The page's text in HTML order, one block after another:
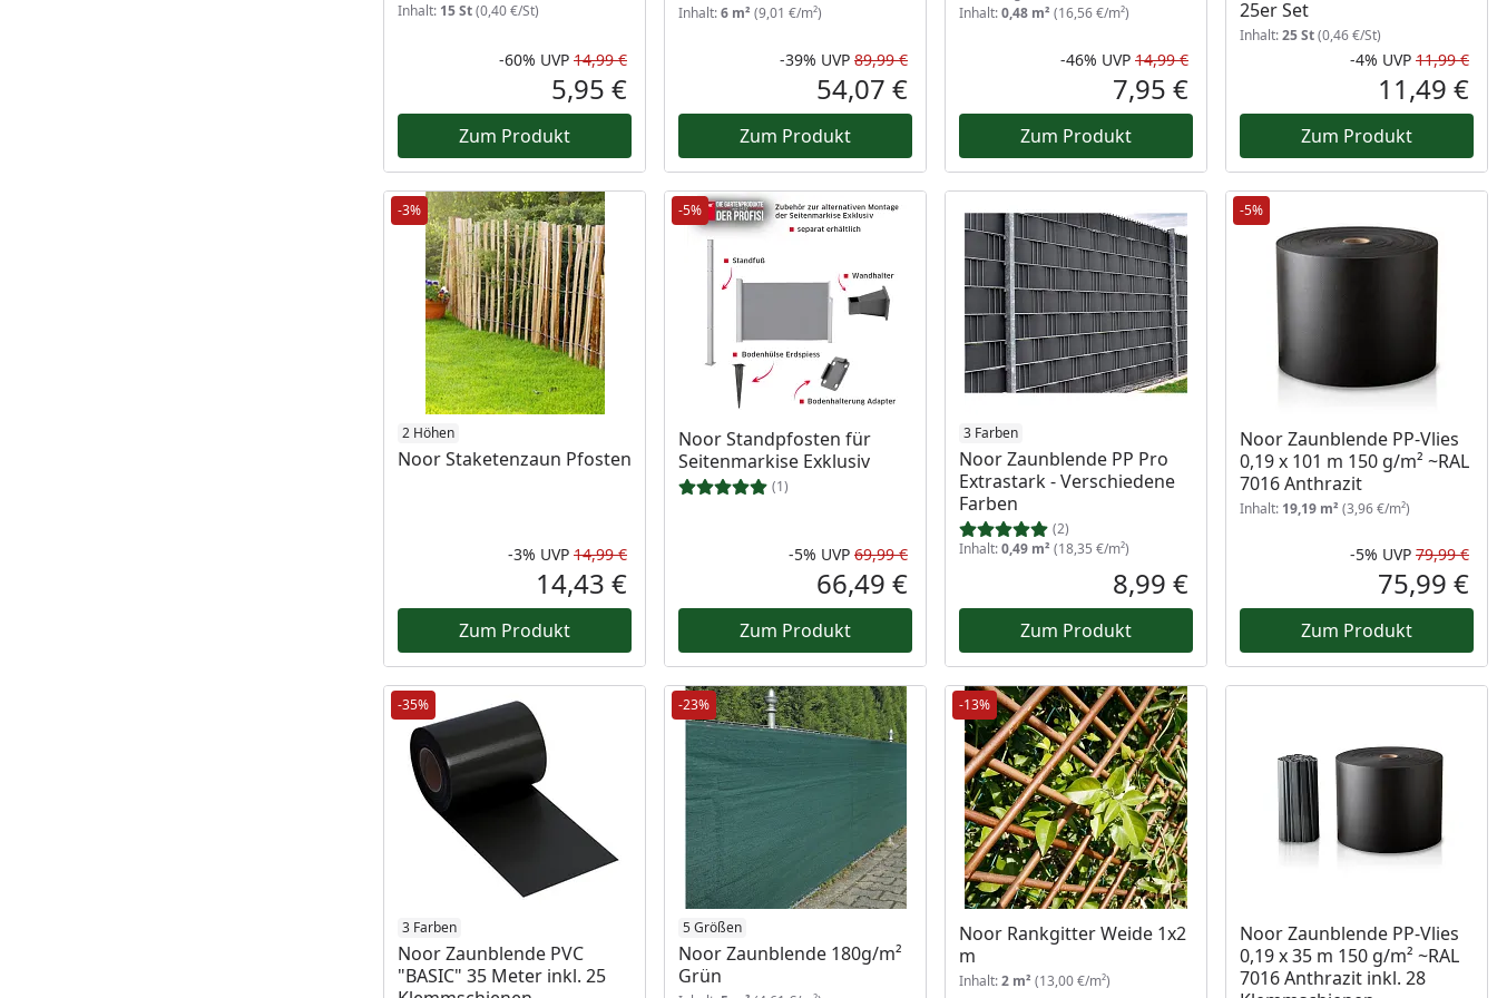
Inhalt: 15 St(0,40 €/St)
Rabatt in Prozent
-60%
Ursprünglicher Preis
UVP 14,99 €
Aktueller Preis
5,95 €
Zum Produkt
Inhalt:6 m² (9,01 €/m²)
Rabatt in Prozent
-39%
Ursprünglicher Preis
UVP 89,99 €
Aktueller Preis
54,07 €
Zum Produkt
Inhalt:0,48 m² (16,56 €/m²)
Rabatt in Prozent
-46%
Ursprünglicher Preis
UVP 14,99 €
Aktueller Preis
7,95 €
Zum Produkt
25er Set
Inhalt:25 St(0,46 €/St)
-4% UVP 11,99 €
11,49 €
Zum Produkt
-3%
2 Höhen
Noor Staketenzaun Pfosten
Rabatt in Prozent
-3%
Ursprünglicher Preis
UVP 14,99 €
Aktueller Preis
14,43 €
Zum Produkt
-5%
Noor Standpfosten für
Seitenmarkise Exklusiv
(1)
Rabatt in Prozent
-5%
Ursprünglicher Preis
UVP 69,99 €
Aktueller Preis
66,49 €
Zum Produkt
3 Farben
Noor Zaunblende PP Pro
Extrastark - Verschiedene
Farben
(2)
Inhalt:0,49 m² (18,35 €/m²)
Aktueller Preis
8,99 €
Zum Produkt
-5%
Noor Zaunblende PP-Vlies
0,19 x 101 m 150 g/m² ~RAL
7016 Anthrazit
Inhalt: 19,19 m² (3,96 €/m²)
-5% UVP 79,99 €
75,99 €
Zum Produkt
-35%
3 Farben
Noor Zaunblende PVC
"BASIC" 35 Meter inkl. 25
-23%
5 Größen
Noor Zaunblende 180g/m²
Grün
-13%
Noor Rankgitter Weide 1x2
m
Inhalt:2 m² (13,00 €/m²)
Noor Zaunblende PP-Vlies
0,19 x 35 m 150 g/m² ~RAL
7016 Anthrazit inkl. 28